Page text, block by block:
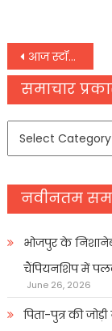
Post
आज स्टॉक मार्केट में तीन कंपनियों की लिस्टिंग, हरे निशान में खुले सेंसेक्स और निफ्टी
समाचार
समाचार
नवीनतम
भोजपुर के
चैंपियनशिप में
June 26, 2026
पिता-पुत्र की